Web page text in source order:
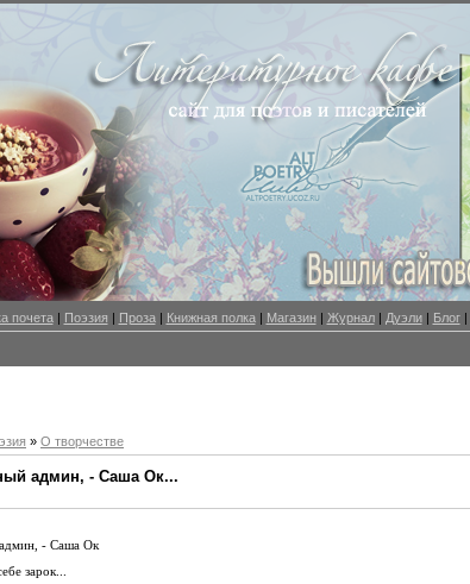
почета| Поэзия | Проза| Книжная полка| Магазин| Журнал| Дуэли| Блог|
» О творчестве
админ, - Саша Ок...
- Саша Ок
зарок...